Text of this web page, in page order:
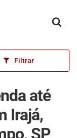
Filtrar
até
Irajá,
SP